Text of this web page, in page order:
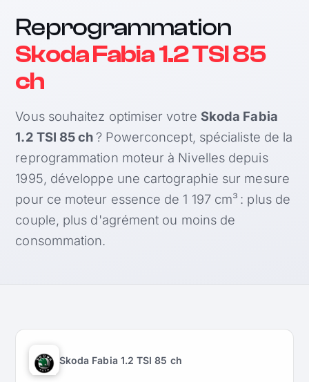
Reprogrammation
Skoda Fabia 1.2 TSI 85
ch
Vous souhaitez optimiser votre Skoda Fabia
1.2 TSI 85 ch ? Powerconcept, spécialiste de la
reprogrammation moteur à Nivelles depuis
1995, développe une cartographie sur mesure
pour ce moteur essence de 1 197 cm³ : plus de
couple, plus d'agrément ou moins de
consommation.
Skoda Fabia 1.2 TSI 85 ch